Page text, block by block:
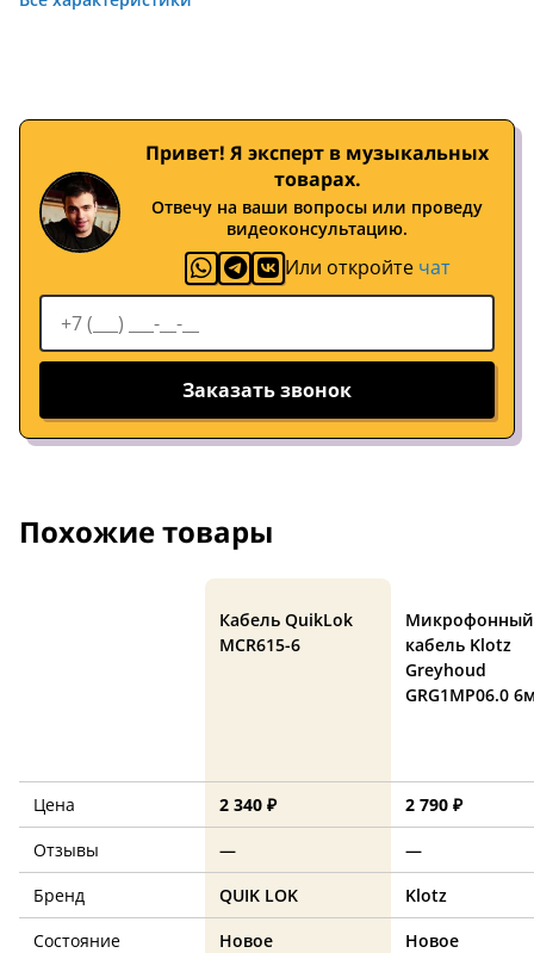
Привет! Я эксперт в музыкальных
товарах.
Отвечу на ваши вопросы или проведу
видеоконсультацию.
Или откройте чат
Заказать звонок
Похожие товары
Кабель QuikLok
MCR615-6
Микрофонный
кабель Klotz
Greyhoud
GRG1MP06.0
Цена 2 340 ₽
2 790 ₽
Отзывы
—
—
Бренд
QUIK LOK
Klotz
Состояние
Новое
Новое